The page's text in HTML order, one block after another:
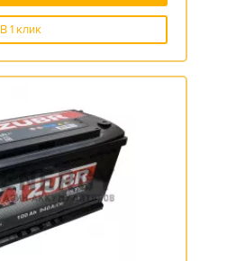
В 1 клик